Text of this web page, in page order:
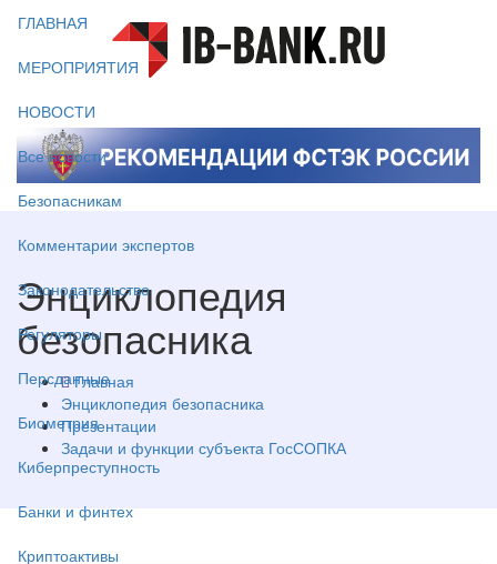
ГЛАВНАЯ
МЕРОПРИЯТИЯ
НОВОСТИ
Все новости
Безопасникам
Комментарии экспертов
Законодательство
Регуляторы
Персданные
Биометрия
Киберпреступность
Банки и финтех
Криптоактивы
Энциклопедия
безопасника
Главная
Энциклопедия безопасника
Презентации
Задачи и функции субъекта ГосСОПКА